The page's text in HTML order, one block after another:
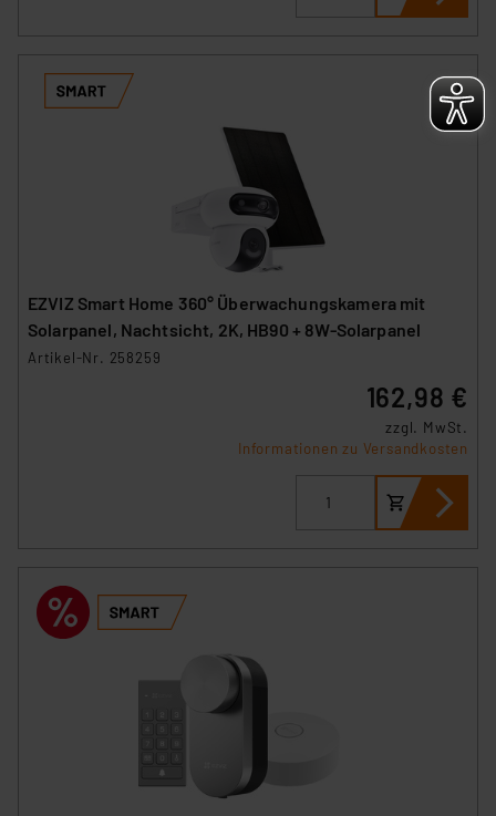
EZVIZ Smart Home 360° Überwachungskamera mit
Solarpanel, Nachtsicht, 2K, HB90 + 8W-Solarpanel
Artikel-Nr. 258259
162,98 €
zzgl. MwSt.
Informationen zu Versandkosten